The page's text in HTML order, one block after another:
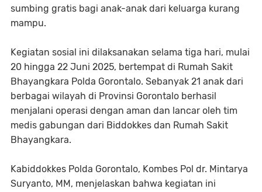
sumbing gratis bagi anak-anak dari keluarga kurang
mampu.
Kegiatan sosial ini dilaksanakan selama tiga hari, mulai
20 hingga 22 Juni 2025, bertempat di Rumah Sakit
Bhayangkara Polda Gorontalo. Sebanyak 21 anak dari
berbagai wilayah di Provinsi Gorontalo berhasil
menjalani operasi dengan aman dan lancar oleh tim
medis gabungan dari Biddokkes dan Rumah Sakit
Bhayangkara.
Kabiddokkes Polda Gorontalo, Kombes Pol dr. Mintarya
Suryanto, MM, menjelaskan bahwa kegiatan ini